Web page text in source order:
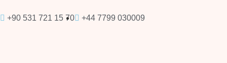
+90 531 721 15 70 +44 7799 030009